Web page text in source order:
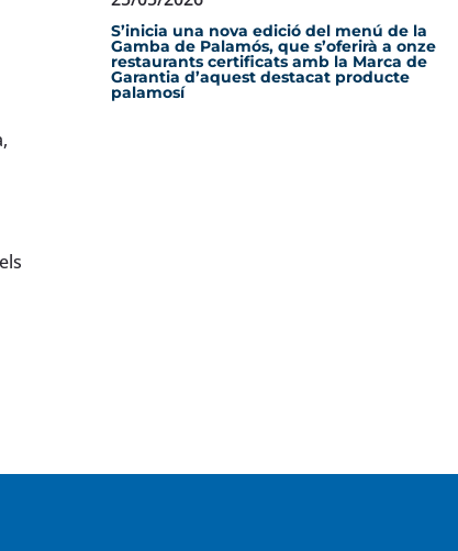
S’inicia una nova edició del menú de la
Gamba de Palamós, que s’oferirà a onze
restaurants certificats amb la Marca de
Garantia d’aquest destacat producte
palamosí